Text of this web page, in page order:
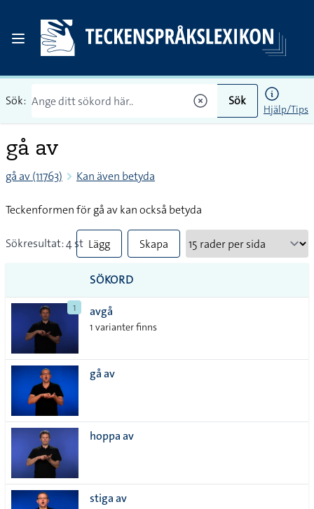
Sök: Sök
Hjälp/Tips
gå av
gå av (11763) Kan även betyda
Teckenformen för gå av kan också betyda
Sökresultat: 4 st Lägg
till
alla i
lista
Skapa
SÖKORD
1 avgå
1 varianter finns
gå av
hoppa av
stiga av